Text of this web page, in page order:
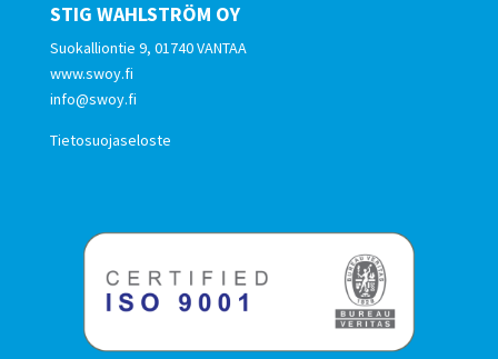
STIG WAHLSTRÖM OY
Suokalliontie 9, 01740 VANTAA
www.swoy.fi
info@swoy.fi
Tietosuojaseloste